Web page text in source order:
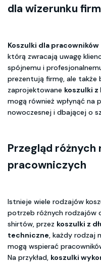
dla wizerunku
Koszulki dla pracowników
którą zwracają uwagę
spójnemu i
prezentują firmę, ale także
zaprojektowane koszulki
mogą również wpłynąć na
nowoczesnej i dbającej o
Przegląd różnych
pracowniczych
Istnieje wiele rodzajów
potrzeb różnych rodzajów
shirtów, przez koszulki z
techniczne, każdy rodzaj
mogą wspierać
Na przykład, koszulki